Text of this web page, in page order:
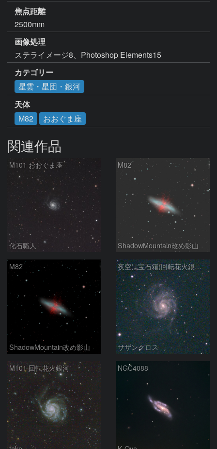
焦点距離
2500mm
画像処理
ステライメージ8、Photoshop Elements15
カテゴリー
星雲・星団・銀河
天体
M82
おおぐま座
関連作品
M101 おおぐま座
化石職人
M82
ShadowMountain改め影山
M82
ShadowMountain改め影山
夜空は宝石箱(回転花火銀河 M101) Seestar50
サザンクロス
M101 回転花火銀河 NGC4088